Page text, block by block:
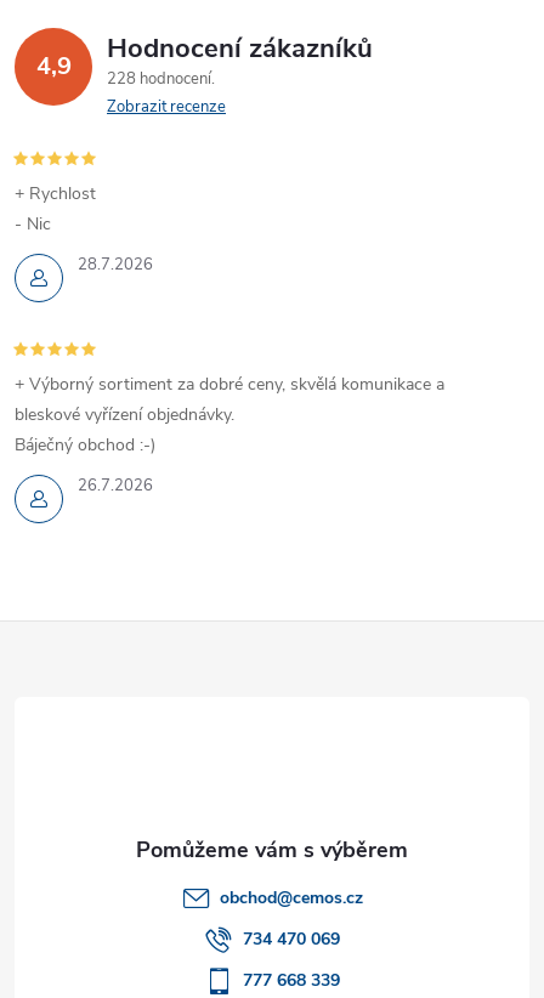
4,9 Hodnocení zákazníků
228 hodnocení
Zobrazit recenze
28.7.2026
+ Rychlost
- Nic
26.7.2026
+ Výborný sortiment za dobré ceny, skvělá komunikace a
bleskové vyřízení objednávky.
Báječný obchod :-)
obchod@cemos.cz
734 470 069
777 668 339